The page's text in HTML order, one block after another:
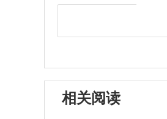
相关阅读